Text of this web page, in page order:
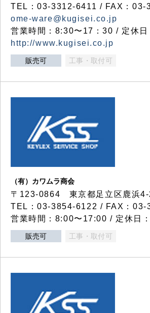
TEL：03-3312-6411 / FAX：03-
ome-ware@kugisei.co.jp
営業時間：8:30〜17：30 / 定休日
http://www.kugisei.co.jp
販売可 工事・取付可
（有）カワムラ商会
〒123-0864 東京都足立区鹿浜4-
TEL：03-3854-6122 / FAX：03-
営業時間：8:00〜17:00 / 定休日
販売可 工事・取付可